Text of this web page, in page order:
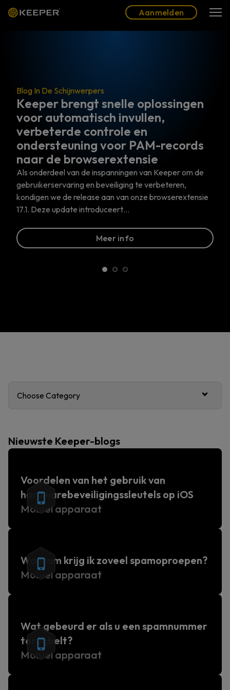
Aanmelden
snelle oplossingen
invullen,
en
voor PAM-records
inspanningen van Keeper om de
beveiliging te verbeteren,
aan van onze browserextensie
Meer info
Blog In De
De 6
die u echt
Geprivilegieerd
van identiteits- en
is gericht op het
gebruikers die met
Choose Category
Nieuwste Keeper-blogs
Voordelen van het gebruik van
hardwarebeveiligingssleutels op iOS
Mobiel apparaat
Waarom krijg ik zoveel spamoproepen?
Mobiel apparaat
Wat gebeurd er als u een spamnummer
terugbelt?
Mobiel apparaat